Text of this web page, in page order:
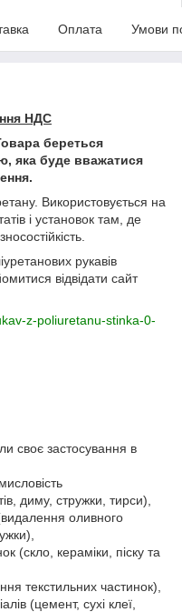
Оплата Умови
НДС
береться
яка буде вважатися
Використовується на
і установок там, де
рукавів
відвідати сайт
z-poliuretanu-stinka-0-
своє застосування в
диму, стружки, тирси),
оливного
(скло, кераміки, піску та
текстильних частинок),
(цемент, сухі клеї,